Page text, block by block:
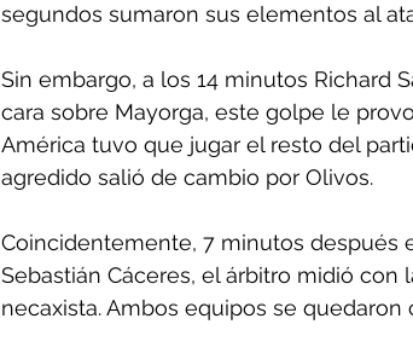
segundos sumaron sus elementos al
Sin embargo, a los 14 minutos Richard
cara sobre Mayorga, este golpe le
América tuvo que jugar el resto del
agredido salió de cambio por Olivos.
Coincidentemente, 7 minutos después
Sebastián Cáceres, el árbitro midió
necaxista. Ambos equipos se